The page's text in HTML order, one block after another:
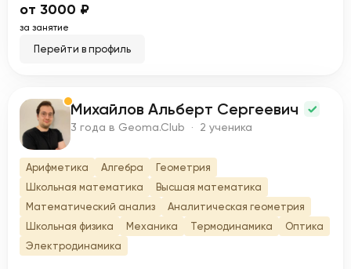
от 3000 ₽
за занятие
Перейти в профиль
М Михайлов Альберт Сергеевич
3 года в Geoma.Club · 2 ученика
Арифметика Алгебра
Геометрия
Школьная математика
Высшая математика
Математический анализ
Аналитическая геометрия
Школьная физика
Механика Термодинамика
Оптика
Электродинамика